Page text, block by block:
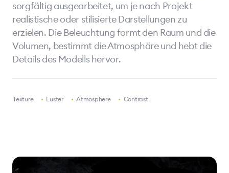
sorgfältig ausgearbeitet, um je nach Projekt
realistische oder stilisierte Darstellungen zu
erzielen. Die Beleuchtung formt den Raum und die
Volumen, bestimmt die Atmosphäre und hebt die
Details des Modells hervor.
•Texture • Luster •Atmosphere • Contrast